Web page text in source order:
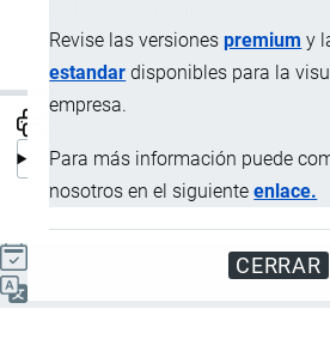
Revise las versionespremium y
estandar disponibles para la
empresa.
Para más información puede
nosotros en el siguienteenlace.
CERRAR
LASH
Actualizado el 9 Septiembre, 2024